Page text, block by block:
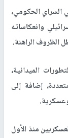
الحكومي،
وانعكاساته
الظروف الراهنة.
الميدانية،
إضافة إلى
منذ الأول